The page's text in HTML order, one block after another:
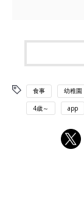
食事 幼稚園
4歳～ app